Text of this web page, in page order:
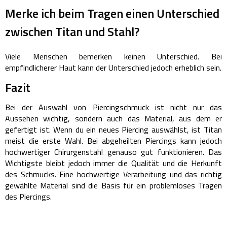
Merke ich beim Tragen einen Unterschied
zwischen Titan und Stahl?
Viele Menschen bemerken keinen Unterschied. Bei
empfindlicherer Haut kann der Unterschied jedoch erheblich sein.
Fazit
Bei der Auswahl von Piercingschmuck ist nicht nur das
Aussehen wichtig, sondern auch das Material, aus dem er
gefertigt ist.Wenn du ein neues Piercing auswählst, ist Titan
meist die erste Wahl. Bei abgeheilten Piercings kann jedoch
hochwertiger Chirurgenstahl genauso gut funktionieren. Das
Wichtigste bleibt jedoch immer die Qualität und die Herkunft
des Schmucks. Eine hochwertige Verarbeitung und das richtig
gewählte Material sind die Basis für ein problemloses Tragen
des Piercings.